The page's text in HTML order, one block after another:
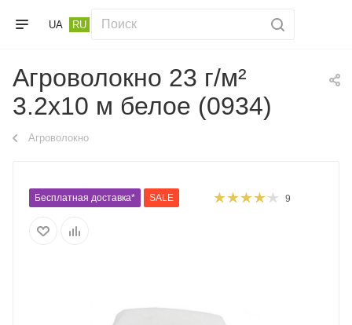
UA RU
Агроволокно 23 г/м²
3.2х10 м белое (0934)
Агроволокно
Бесплатная доставка* SALE 9